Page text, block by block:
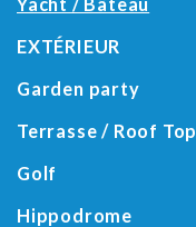
EXTÉRIEUR
Garden party
Terrasse / Roof Top
Golf
Hippodrome